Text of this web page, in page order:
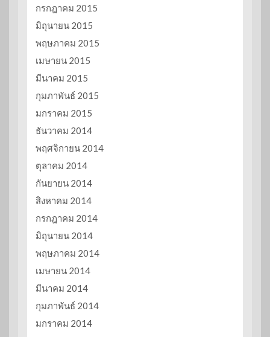
กรกฎาคม 2015
มิถุนายน 2015
พฤษภาคม 2015
เมษายน 2015
มีนาคม 2015
กุมภาพันธ์ 2015
มกราคม 2015
ธันวาคม 2014
พฤศจิกายน 2014
ตุลาคม 2014
กันยายน 2014
สิงหาคม 2014
กรกฎาคม 2014
มิถุนายน 2014
พฤษภาคม 2014
เมษายน 2014
มีนาคม 2014
กุมภาพันธ์ 2014
มกราคม 2014